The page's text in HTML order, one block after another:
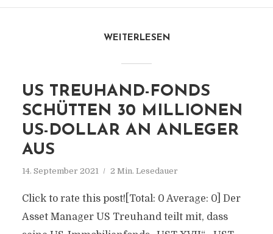
WEITERLESEN
US TREUHAND-FONDS
SCHÜTTEN 30 MILLIONEN
US-DOLLAR AN ANLEGER
AUS
14. September 2021 2 Min. Lesedauer
Click to rate this post![Total: 0 Average: 0] Der
Asset Manager US Treuhand teilt mit, dass